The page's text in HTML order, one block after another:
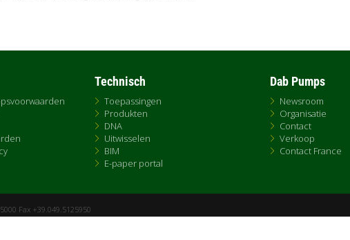
Technisch
Toepassingen
Produkten
DNA
Uitwisselen
BIM
E-paper portal
Dab Pumps
Newsroom
Organisatie
Contact
Verkoop
Contact France
Fax +39.049.5125950